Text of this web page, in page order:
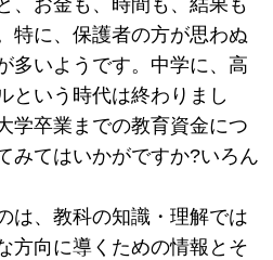
、お金も、時間も、結果も
特に、保護者の方が思わぬ
多いようです。中学に、高
という時代は終わりまし
学卒業までの教育資金につ
みてはいかがですか?いろん
は、教科の知識・理解では
方向に導くための情報とそ